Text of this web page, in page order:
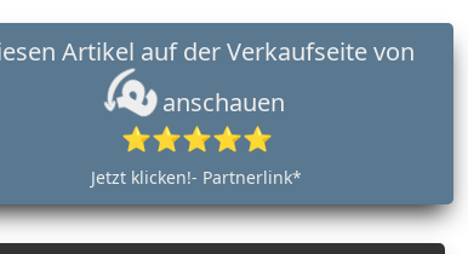
anschauen
⭐⭐⭐⭐⭐
Jetzt klicken!- Partnerlink*